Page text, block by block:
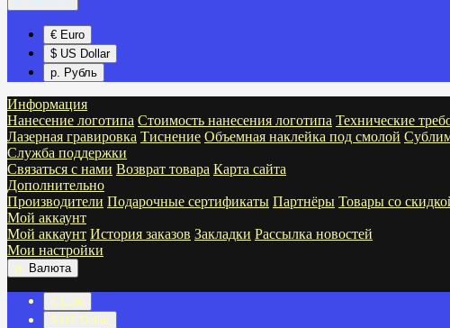
€ Euro
$ US Dollar
р. Рубль
Информация
Нанесение логотипа Стоимость нанесения логотипа Технические
Лазерная гравировка Тиснение Объемная наклейка под смолой
Служба поддержки
Связаться с нами Возврат товара Карта сайта
Дополнительно
Производители Подарочные сертификаты Партнёры Товары со
Мой аккаунт
Мой аккаунт История заказов Закладки Рассылка новостей
Мои настройки
р. Валюта
€ Euro
$ US Dollar